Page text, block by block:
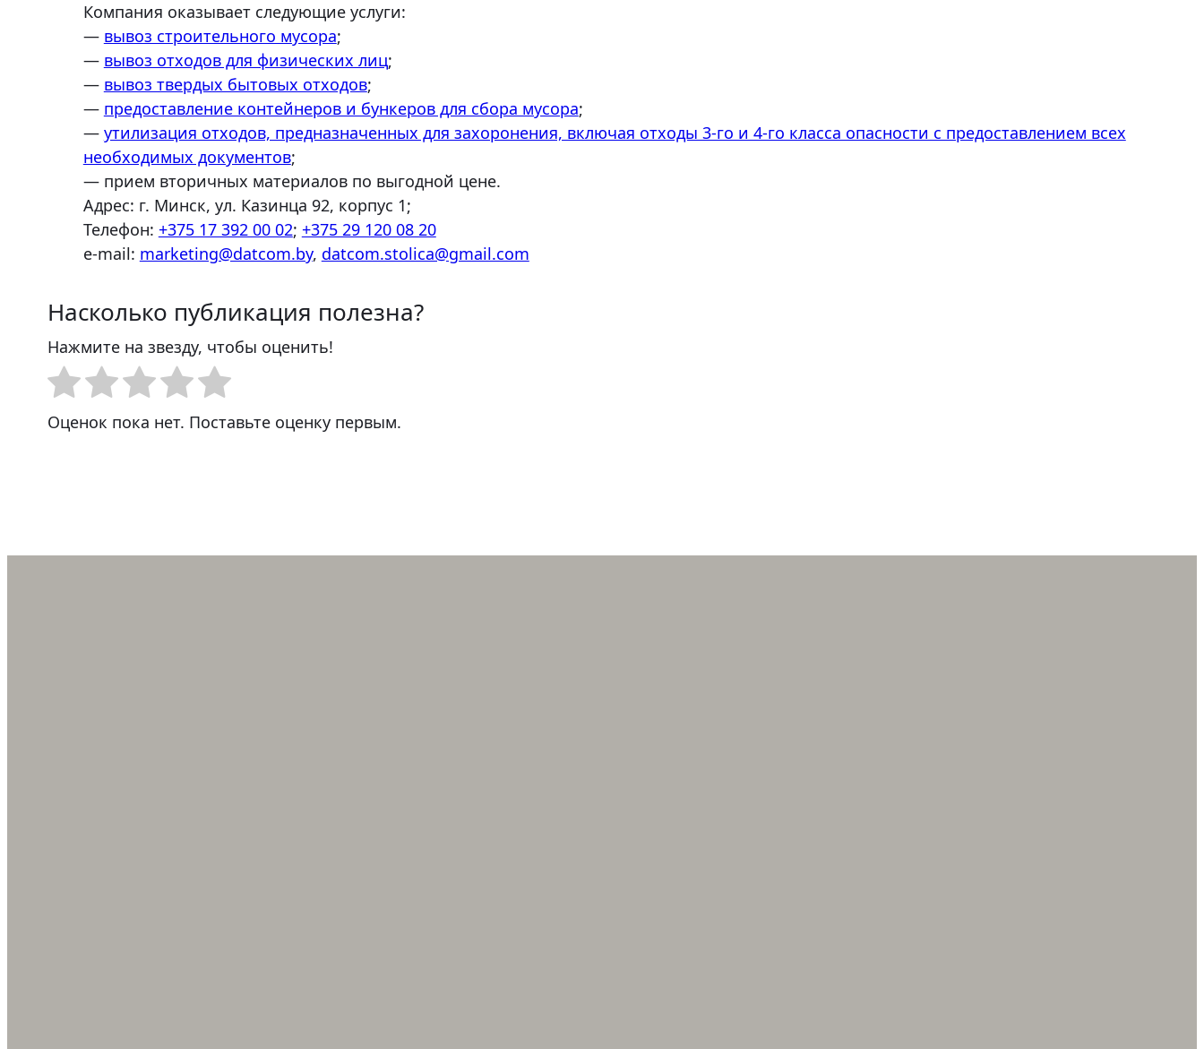
Компания оказывает следующие услуги:
— вывоз строительного мусора;
— вывоз отходов для физических лиц;
— вывоз твердых бытовых отходов;
— предоставление контейнеров и бункеров для сбора мусора;
— утилизация отходов, предназначенных для захоронения, включая отходы 3-го и 4-го класса опасности с предоставлением всех
необходимых документов;
— прием вторичных материалов по выгодной цене.
Адрес: г. Минск, ул. Казинца 92, корпус 1;
Телефон: +375 17 392 00 02; +375 29 120 08 20
e-mail: marketing@datcom.by, datcom.stolica@gmail.com
Насколько публикация полезна?
Нажмите на звезду, чтобы оценить!
Оценок пока нет. Поставьте оценку первым.